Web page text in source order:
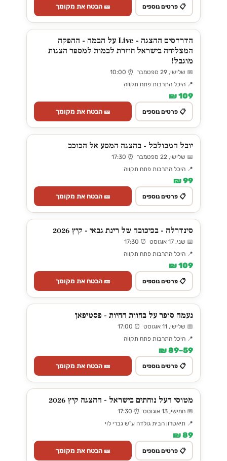
📋 פרטים נוספים 🎫 הבטח את מקומך
הדרדסים ההצגה - Live על הבמה - ההפקה
המצליחה בישראל חוזרת לבמות למספר הצגות
מוגבל!
📅 שלישי, 29 ספטמבר ⏰ 10:00
📍 היכל התרבות פתח תקווה
109 ₪
📋 פרטים נוספים 🎫 הבטח את מקומך
יובל המבולבל - בהצגה המסע אל הכוכב
📅 שלישי, 22 ספטמבר ⏰ 17:30
📍 היכל התרבות פתח תקווה
99 ₪
📋 פרטים נוספים 🎫 הבטח את מקומך
סינדרלה - בכיכובה של רינת גבאי - קיץ 2026
📅 שני, 17 אוגוסט ⏰ 17:30
📍 היכל התרבות פתח תקווה
109 ₪
📋 פרטים נוספים 🎫 הבטח את מקומך
נעמה סופר על בחוות החיות - פסטיפאן
📅 שלישי, 11 אוגוסט ⏰ 17:00
📍 היכל התרבות פתח תקווה
59–89 ₪
📋 פרטים נוספים 🎫 הבטח את מקומך
מטוסי העל נוחתים בישראל - ההצגה קיץ 2026
📅 חמישי, 13 אוגוסט ⏰ 17:30
📍 תיאטרון הבית גולדה ע"ש גברי לוי
89 ₪
📋 פרטים נוספים 🎫 הבטח את מקומך